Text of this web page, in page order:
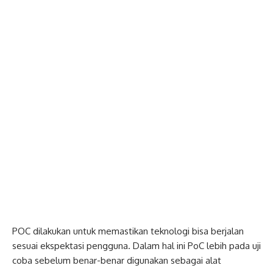
POC dilakukan untuk memastikan teknologi bisa berjalan
sesuai ekspektasi pengguna. Dalam hal ini PoC lebih pada uji
coba sebelum benar-benar digunakan sebagai alat